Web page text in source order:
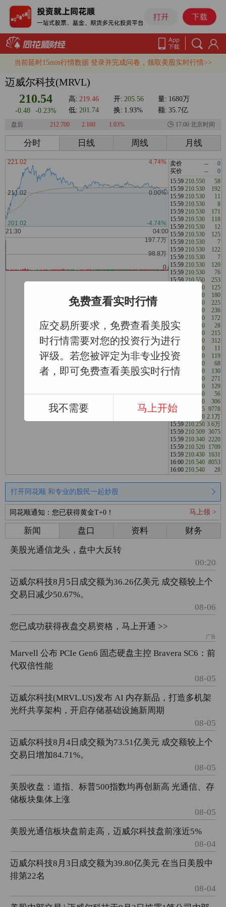
当前延时15min行情数据 登录并完成问卷，领取美股实时行情>>
迈威尔科技(MRVL)
210.54
-0.48 -0.23%
高: 219.46 开: 205.56 量: 1680万
低: 201.74 换: 1.93% 额: 35.7亿
盘后 212.700 2.160 1.03% 17:00 北京时间
分时 日线 周线 月线
卖价 --
0
买价
--
0
15:59 210.550
58
15:59 210.530
192
15:59 210.530
11
15:59 210.530
8
15:59 210.530
171
15:59 210.530
118
15:59 210.530
12
15:59 210.530
125
15:59 210.530
7
15:59 210.530
122
15:59 210.530
7
15:59 210.530
120
15:59 210.530
76
15:59 210.550
253
210.550
125
210.520
180
210.510
225
210.500
236
210.500
172
15:59
210.500
28
15:59
210.500
215
15:59
210.500
312
15:59
210.500
11
15:59
210.500
119
15:59
210.500
68
15:59
210.500
130
15:59
210.500
271
210.500
129
15:59210.500
56
210.500
306
15:59
210.425 9778
210.380 2.1万
15:59 210.250 3.6万
15:59 210.509 3075
15:59 210.340 2220
15:59 210.520
1709
15:59 210.430
1631
16:00 210.540 8053
16:00 210.540 28
打开同花顺 和专业的股民一起炒股
同花顺通知：您已获得黄金T+0！ 马上领 >
新闻 盘口 资料
财务
美股光通信龙头，盘中大反转
00:20
迈威尔科技8月5日成交额为36.26亿美元 成交额较上个
交易日减少50.67%。
08-06
您已成功获得夜盘交易资格，马上开通 >>
广告
Marvell 公布 PCIe Gen6 固态硬盘主控 Bravera SC6：前
代双倍性能
08-05
迈威尔科技(MRVL.US)发布 AI 内存新品，打造多机架
光纤共享架构，开启存储基础设施新周期
08-05
迈威尔科技8月4日成交额为73.51亿美元 成交额较上个
交易日增加84.71%。
08-05
美股收盘：道指、标普500指数均再创新高 光通信、存
储板块集体上涨
08-05
美股光通信板块盘前走高，迈威尔科技盘前涨近5%
08-04
迈威尔科技8月3日成交额为39.80亿美元 在当日美股中
排第22名
08-04
免费查看实时行情
应交易所要求，免费查看美股实
时行情需要对您的投资行为进行
评级。若您被评定为非专业投资
者，即可免费查看美股实时行情
我不需要 马上开始